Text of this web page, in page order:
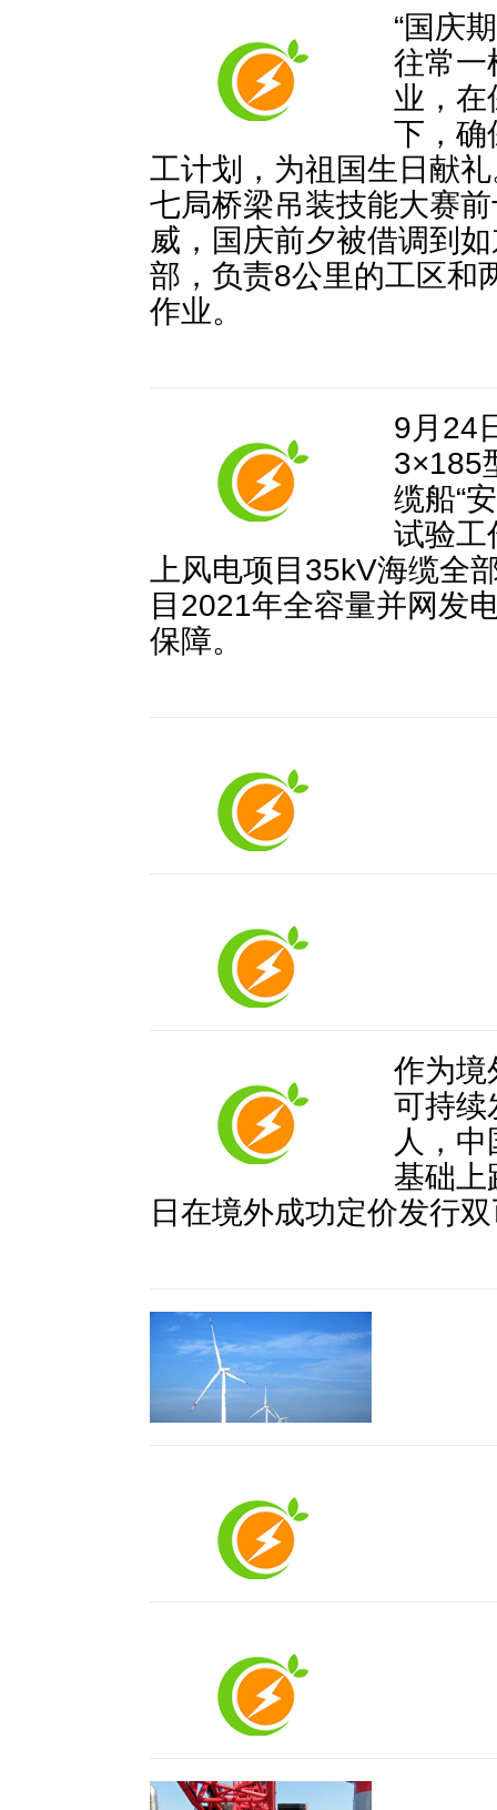
“国庆
往常一
业，在
下，确
工计划，为祖国生日献
七局桥梁吊装技能大赛
威，国庆前夕被借调到
部，负责8公里的工区和
作业。
9月24
3×185
缆船“
试验工
上风电项目35kV海缆全
目2021年全容量并网发
保障。
作为境
可持续
人，
基础上
日在境外成功定价发行